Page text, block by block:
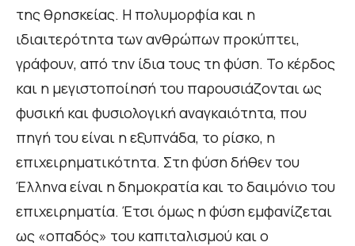
της θρησκείας. Η πολυμορφία και η
ιδιαιτερότητα των ανθρώπων προκύπτει,
γράφουν, από την ίδια τους τη φύση. Το κέρδος
και η μεγιστοποίησή του παρουσιάζονται ως
φυσική και φυσιολογική αναγκαιότητα, που
πηγή του είναι η εξυπνάδα, το ρίσκο, η
επιχειρηματικότητα. Στη φύση δήθεν του
Έλληνα είναι η δημοκρατία και το δαιμόνιο του
επιχειρηματία. Έτσι όμως η φύση εμφανίζεται
ως «οπαδός» του καπιταλισμού και ο